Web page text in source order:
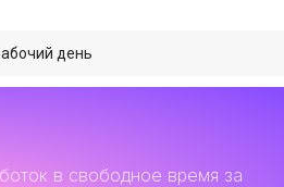
день
в свободное время за